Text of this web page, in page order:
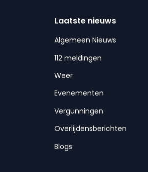
Laatste nieuws
Algemeen Nieuws
112 meldingen
Weer
Evenementen
Vergunningen
Overlijdensberichten
Blogs